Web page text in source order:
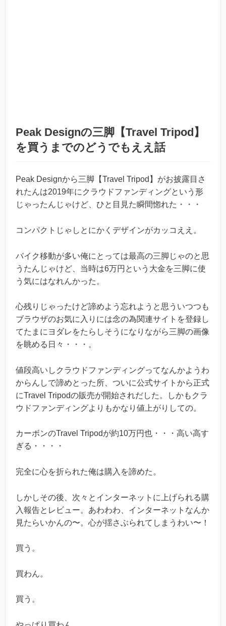
Peak Designの三脚【Travel Tripod】
を買うまでのどうでもええ話
Peak Designから三脚【Travel Tripod】がお披露目さ
れたんは2019年にクラウドファンディングという形
じゃったんじゃけど、ひと目見た瞬間惚れた・・・
コンパクトじゃしとにかくデザインがカッコええ。
バイク移動が多い俺にとっては最高の三脚じゃのと思
うたんじゃけど、当時は6万円という大金を三脚に使
う気にはなれんかった。
心残りじゃったけど諦めよう忘れようと思ういつつも
ブラウザのお気に入りには念の為関連サイトを登録し
てたまにヨダレをたらしそうになりながら三脚の画像
を眺める日々・・・。
値段高いしクラウドファンディングってなんかようわ
からんしで諦めとった所、ついに公式サイトから正式
にTravel Tripodの販売が開始されだした。しかもクラ
ウドファンディングよりもかなり値上がりしての。
カーボンのTravel Tripodが約10万円也・・・高い高す
ぎる・・・・
完全に心を折られた俺は購入を諦めた。
しかしその後、次々とインターネットに上げられる購
入報告とレビュー。あわわわ、インターネットなんか
見たらいかんの〜。心が揺さぶられてしまうわい〜！
買う。
買わん。
買う。